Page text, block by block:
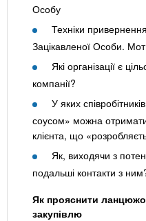
Особу
Техніки
Зацікавленої Особи.
Які організації є
компанії?
У яких
соусом» можна
клієнта, що
Як, виходячи з
подальші контакти з
Як прояснити
закупівлю